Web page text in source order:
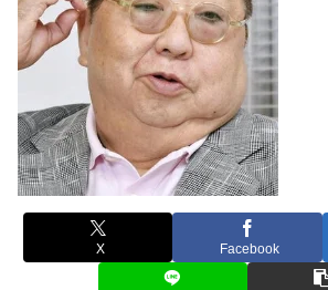
X Facebook